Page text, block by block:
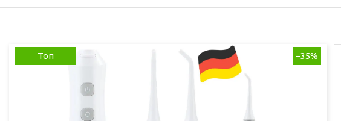
Топ –35%